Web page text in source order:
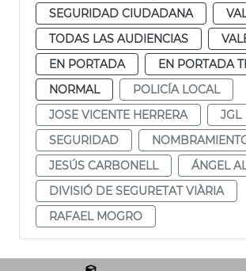
SEGURIDAD CIUDADANA
TODAS LAS AUDIENCIAS
EN PORTADA
EN PORTADA
NORMAL
POLICÍA LOCAL
JOSE VICENTE HERRERA
JGL
SEGURIDAD
JESÚS CARBONELL
ÁNGEL
DIVISIÓ DE SEGURETAT VIÀRIA
RAFAEL MOGRO